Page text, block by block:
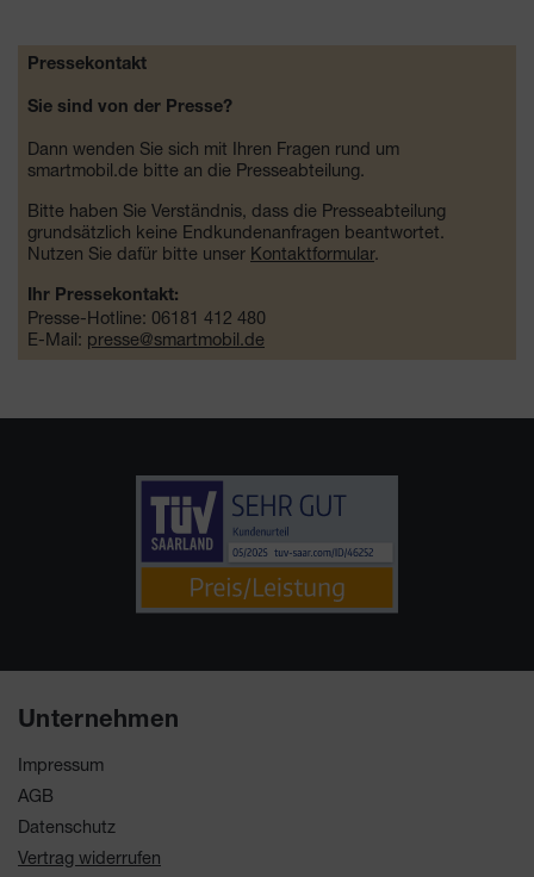
Pressekontakt
Sie sind von der Presse?
Dann wenden Sie sich mit Ihren Fragen rund um
smartmobil.de bitte an die Presseabteilung.
Bitte haben Sie Verständnis, dass die Presseabteilung
grundsätzlich keine Endkundenanfragen beantwortet.
Nutzen Sie dafür bitte unser Kontaktformular.
Ihr Pressekontakt:
Presse-Hotline: 06181 412 480
E-Mail: presse@smartmobil.de
Unternehmen
Impressum
AGB
Datenschutz
Vertrag widerrufen